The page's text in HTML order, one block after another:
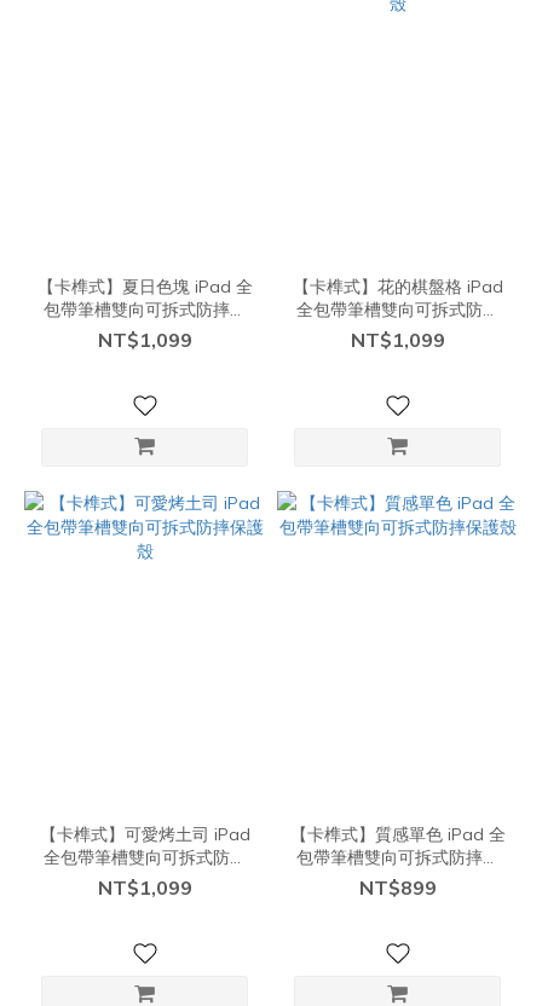
【卡榫式】夏日色塊 iPad 全
包帶筆槽雙向可拆式防摔保
護殼
NT$1,099
【卡榫式】花的棋盤格 iPad
全包帶筆槽雙向可拆式防摔
保護殼
NT$1,099
【卡榫式】可愛烤土司 iPad
全包帶筆槽雙向可拆式防摔
保護殼
NT$1,099
【卡榫式】質感單色 iPad 全
包帶筆槽雙向可拆式防摔保
護殼
NT$899